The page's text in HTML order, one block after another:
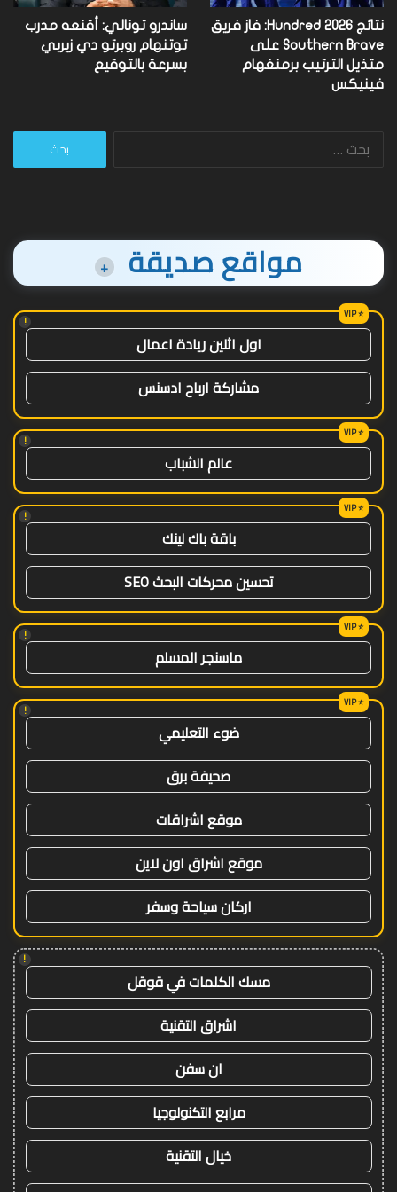
نتائج Hundred 2026: فاز فريق
Southern Brave على
متذيل الترتيب برمنغهام
فينيكس
ساندرو تونالي: أقنعه مدرب
توتنهام روبرتو دي زيربي
بسرعة بالتوقيع
البحث
مواقع صديقة +
!
اول اثنين ريادة اعمال
مشاركة ارباح ادسنس
!
عالم الشباب
!
باقة باك لينك
تحسين محركات البحث SEO
!
ماسنجر المسلم
!
ضوء التعليمي
صحيفة برق
موقع اشراقات
موقع اشراق اون لاين
اركان سياحة وسفر
!
مسك الكلمات في قوقل
اشراق التقنية
ان سفن
مرابع التكنولوجيا
خيال التقنية